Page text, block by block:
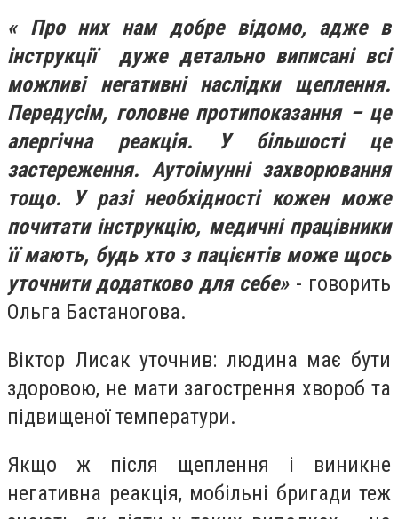
« Про них нам добре відомо, адже в
інструкції дуже детально виписані всі
можливі негативні наслідки щеплення.
Передусім, головне протипоказання – це
алергічна реакція. У більшості це
застереження. Аутоімунні захворювання
тощо. У разі необхідності кожен може
почитати інструкцію, медичні працівники
її мають, будь хто з пацієнтів може щось
уточнити додатково для себе»- говорить
Ольга Бастаногова.
Віктор Лисак уточнив: людина має бути
здоровою, не мати загострення хвороб та
підвищеної температури.
Якщо ж після щеплення і виникне
негативна реакція, мобільні бригади теж